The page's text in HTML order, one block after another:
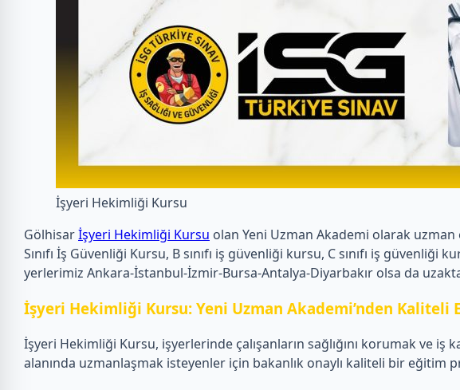
İşyeri Hekimliği Kursu
Gölhisarİşyeri Hekimliği Kursu olan Yeni Uzman Akademi olarak
Sınıfı İş Güvenliği Kursu, B sınıfı iş güvenliği kursu, C sınıfı iş
yerlerimiz Ankara-İstanbul-İzmir-Bursa-Antalya-Diyarbakır olsa da
İşyeri Hekimliği Kursu: Yeni Uzman Akademi’nden Kaliteli
İşyeri Hekimliği Kursu, işyerlerinde çalışanların sağlığını korumak ve
alanında uzmanlaşmak isteyenler için bakanlık onaylı kaliteli bir eğitim